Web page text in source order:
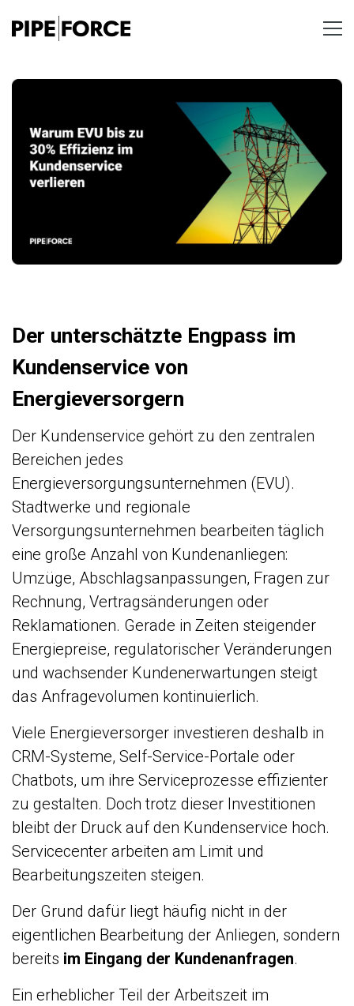
Der unterschätzte Engpass im
Kundenservice von
Energieversorgern
Der Kundenservice gehört zu den zentralen
Bereichen jedes
Energieversorgungsunternehmen (EVU).
Stadtwerke und regionale
Versorgungsunternehmen bearbeiten täglich
eine große Anzahl von Kundenanliegen:
Umzüge, Abschlagsanpassungen, Fragen zur
Rechnung, Vertragsänderungen oder
Reklamationen. Gerade in Zeiten steigender
Energiepreise, regulatorischer Veränderungen
und wachsender Kundenerwartungen steigt
das Anfragevolumen kontinuierlich.
Viele Energieversorger investieren deshalb in
CRM-Systeme, Self-Service-Portale oder
Chatbots, um ihre Serviceprozesse effizienter
zu gestalten. Doch trotz dieser Investitionen
bleibt der Druck auf den Kundenservice hoch.
Servicecenter arbeiten am Limit und
Bearbeitungszeiten steigen.
Der Grund dafür liegt häufig nicht in der
eigentlichen Bearbeitung der Anliegen, sondern
bereits im Eingang der Kundenanfragen.
Ein erheblicher Teil der Arbeitszeit im